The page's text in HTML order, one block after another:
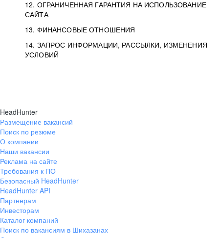
12. ОГРАНИЧЕННАЯ ГАРАНТИЯ НА ИСПОЛЬЗОВАНИЕ
САЙТА
13. ФИНАНСОВЫЕ ОТНОШЕНИЯ
14. ЗАПРОС ИНФОРМАЦИИ, РАССЫЛКИ, ИЗМЕНЕНИЯ
УСЛОВИЙ
HeadHunter
Размещение вакансий
Поиск по резюме
О компании
Наши вакансии
Реклама на сайте
Требования к ПО
Безопасный HeadHunter
HeadHunter API
Партнерам
Инвесторам
Каталог компаний
Поиск по вакансиям в Шихазанах